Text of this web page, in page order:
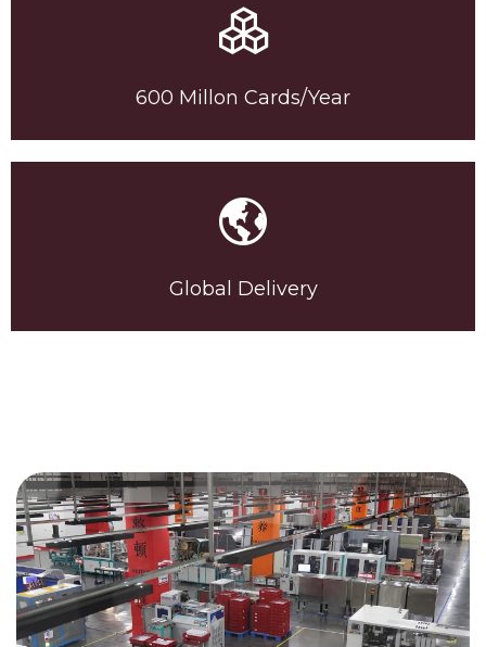
600 Millon Cards/Year
Global Delivery